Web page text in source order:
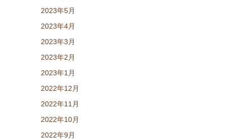
2023年5月
2023年4月
2023年3月
2023年2月
2023年1月
2022年12月
2022年11月
2022年10月
2022年9月